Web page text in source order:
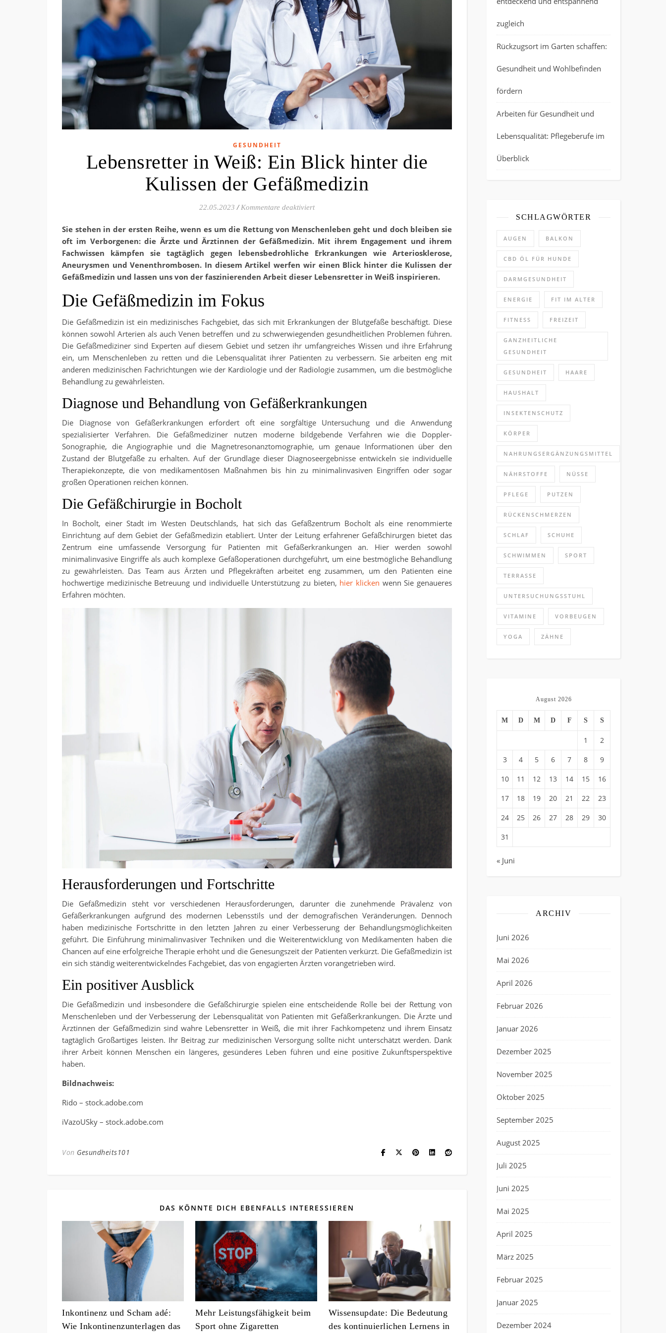
GESUNDHEIT
Lebensretter in Weiß: Ein Blick hinter die
Kulissen der Gefäßmedizin
22.05.2023 / Kommentare deaktiviertfür Lebensretter in Weiß: Ein Blick hinter die Kulissen der Gefäßmedizin
Sie stehen in der ersten Reihe, wenn es um die Rettung von Menschenleben geht und doch bleiben sie
oft im Verborgenen: die Ärzte und Ärztinnen der Gefäßmedizin. Mit ihrem Engagement und ihrem
Fachwissen kämpfen sie tagtäglich gegen lebensbedrohliche Erkrankungen wie Arteriosklerose,
Aneurysmen und Venenthrombosen. In diesem Artikel werfen wir einen Blick hinter die Kulissen der
Gefäßmedizin und lassen uns von der faszinierenden Arbeit dieser Lebensretter in Weiß inspirieren.
Die Gefäßmedizin im Fokus
Die Gefäßmedizin ist ein medizinisches Fachgebiet, das sich mit Erkrankungen der Blutgefäße beschäftigt. Diese
können sowohl Arterien als auch Venen betreffen und zu schwerwiegenden gesundheitlichen Problemen führen.
Die Gefäßmediziner sind Experten auf diesem Gebiet und setzen ihr umfangreiches Wissen und ihre Erfahrung
ein, um Menschenleben zu retten und die Lebensqualität ihrer Patienten zu verbessern. Sie arbeiten eng mit
anderen medizinischen Fachrichtungen wie der Kardiologie und der Radiologie zusammen, um die bestmögliche
Behandlung zu gewährleisten.
Diagnose und Behandlung von Gefäßerkrankungen
Die Diagnose von Gefäßerkrankungen erfordert oft eine sorgfältige Untersuchung und die Anwendung
spezialisierter Verfahren. Die Gefäßmediziner nutzen moderne bildgebende Verfahren wie die Doppler-
Sonographie, die Angiographie und die Magnetresonanztomographie, um genaue Informationen über den
Zustand der Blutgefäße zu erhalten. Auf der Grundlage dieser Diagnoseergebnisse entwickeln sie individuelle
Therapiekonzepte, die von medikamentösen Maßnahmen bis hin zu minimalinvasiven Eingriffen oder sogar
großen Operationen reichen können.
Die Gefäßchirurgie in Bocholt
In Bocholt, einer Stadt im Westen Deutschlands, hat sich das Gefäßzentrum Bocholt als eine renommierte
Einrichtung auf dem Gebiet der Gefäßmedizin etabliert. Unter der Leitung erfahrener Gefäßchirurgen bietet das
Zentrum eine umfassende Versorgung für Patienten mit Gefäßerkrankungen an. Hier werden sowohl
minimalinvasive Eingriffe als auch komplexe Gefäßoperationen durchgeführt, um eine bestmögliche Behandlung
zu gewährleisten. Das Team aus Ärzten und Pflegekräften arbeitet eng zusammen, um den Patienten eine
hochwertige medizinische Betreuung und individuelle Unterstützung zu bieten, hier klicken wenn Sie genaueres
Erfahren möchten.
Herausforderungen und Fortschritte
Die Gefäßmedizin steht vor verschiedenen Herausforderungen, darunter die zunehmende Prävalenz von
Gefäßerkrankungen aufgrund des modernen Lebensstils und der demografischen Veränderungen. Dennoch
haben medizinische Fortschritte in den letzten Jahren zu einer Verbesserung der Behandlungsmöglichkeiten
geführt. Die Einführung minimalinvasiver Techniken und die Weiterentwicklung von Medikamenten haben die
Chancen auf eine erfolgreiche Therapie erhöht und die Genesungszeit der Patienten verkürzt. Die Gefäßmedizin ist
ein sich ständig weiterentwickelndes Fachgebiet, das von engagierten Ärzten vorangetrieben wird.
Ein positiver Ausblick
Die Gefäßmedizin und insbesondere die Gefäßchirurgie spielen eine entscheidende Rolle bei der Rettung von
Menschenleben und der Verbesserung der Lebensqualität von Patienten mit Gefäßerkrankungen. Die Ärzte und
Ärztinnen der Gefäßmedizin sind wahre Lebensretter in Weiß, die mit ihrer Fachkompetenz und ihrem Einsatz
tagtäglich Großartiges leisten. Ihr Beitrag zur medizinischen Versorgung sollte nicht unterschätzt werden. Dank
ihrer Arbeit können Menschen ein längeres, gesünderes Leben führen und eine positive Zukunftsperspektive
haben.
Bildnachweis:
Rido – stock.adobe.com
iVazoUSky – stock.adobe.com
Von Gesundheits101
DAS KÖNNTE DICH EBENFALLS INTERESSIEREN
Inkontinenz und Scham adé:
Wie Inkontinenzunterlagen das
Mehr Leistungsfähigkeit beim
Sport ohne Zigaretten
Wissensupdate: Die Bedeutung
des kontinuierlichen Lernens in
zugleich
Rückzugsort im Garten schaffen:
Gesundheit und Wohlbefinden
fördern
Arbeiten für Gesundheit und
Lebensqualität: Pflegeberufe im
Überblick
SCHLAGWÖRTER
AUGEN BALKON
CBD ÖL FÜR HUNDE
DARMGESUNDHEIT
ENERGIE FIT IM ALTER
FITNESS FREIZEIT
GANZHEITLICHE
GESUNDHEIT
GESUNDHEIT HAARE
HAUSHALT
INSEKTENSCHUTZ
KÖRPER
NAHRUNGSERGÄNZUNGSMITTEL
NÄHRSTOFFE NÜSSE
PFLEGE PUTZEN
RÜCKENSCHMERZEN
SCHLAF SCHUHE
SCHWIMMEN SPORT
TERRASSE
UNTERSUCHUNGSSTUHL
VITAMINE VORBEUGEN
YOGA ZÄHNE
August 2026
M D M D F S S
1 2
3 4 5 6 7 8 9
10 11 12 13 14 15 16
17 18 19 20 21 22 23
24 25 26 27 28 29 30
31
« Juni
ARCHIV
Juni 2026
Mai 2026
April 2026
Februar 2026
Januar 2026
Dezember 2025
November 2025
Oktober 2025
September 2025
August 2025
Juli 2025
Juni 2025
Mai 2025
April 2025
März 2025
Februar 2025
Januar 2025
Dezember 2024